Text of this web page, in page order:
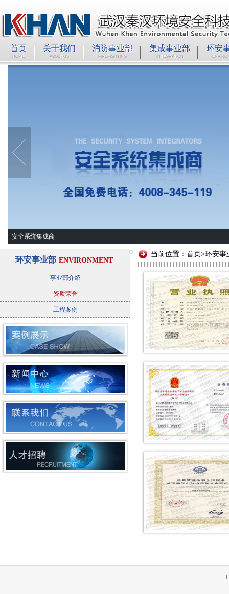
首页
HOME
关于我们
ABOUTUS
消防事业部
FIREFIGHTING
集成事业部
INTEGRATION
环安
安全系统集成商
环安事业部 ENVIRONMENT
事业部介绍
资质荣誉
工程案例
当前位置： 首页>环安事